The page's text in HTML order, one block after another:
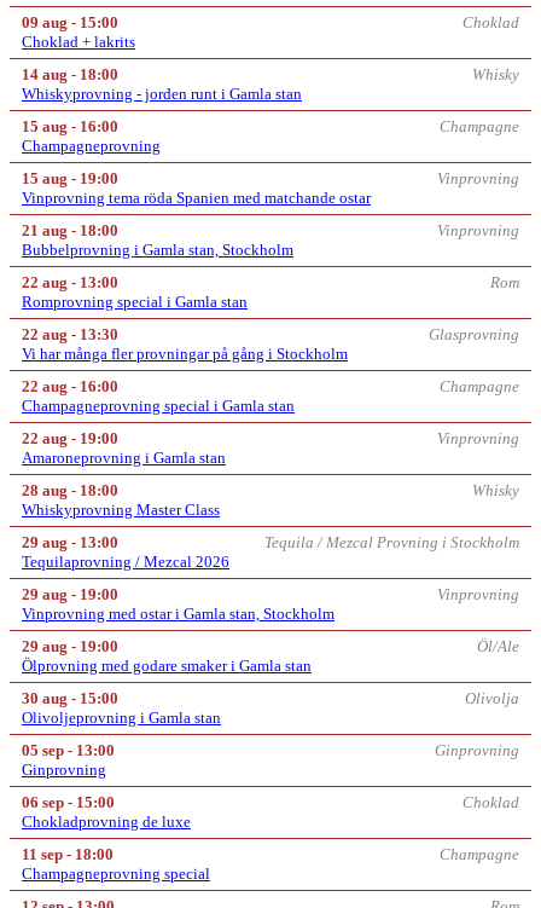
09 aug - 15:00
Choklad
Choklad + lakrits
14 aug - 18:00
Whisky
Whiskyprovning - jorden runt i Gamla stan
15 aug - 16:00
Champagne
Champagneprovning
15 aug - 19:00
Vinprovning
Vinprovning tema röda Spanien med matchande ostar
21 aug - 18:00
Vinprovning
Bubbelprovning i Gamla stan, Stockholm
22 aug - 13:00
Rom
Romprovning special i Gamla stan
22 aug - 13:30
Glasprovning
Vi har många fler provningar på gång i Stockholm
22 aug - 16:00
Champagne
Champagneprovning special i Gamla stan
22 aug - 19:00
Vinprovning
Amaroneprovning i Gamla stan
28 aug - 18:00
Whisky
Whiskyprovning Master Class
29 aug - 13:00
Tequila / Mezcal Provning i Stockholm
Tequilaprovning / Mezcal 2026
29 aug - 19:00
Vinprovning
Vinprovning med ostar i Gamla stan, Stockholm
29 aug - 19:00
Öl/Ale
Ölprovning med godare smaker i Gamla stan
30 aug - 15:00
Olivolja
Olivoljeprovning i Gamla stan
05 sep - 13:00
Ginprovning
Ginprovning
06 sep - 15:00
Choklad
Chokladprovning de luxe
11 sep - 18:00
Champagne
Champagneprovning special